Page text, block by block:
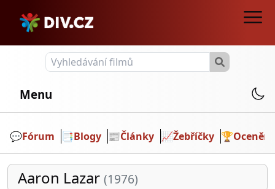
Menu
💬️Fórum 📑Blogy 📰Články 📈Žebříčky 🏆Ocenění
Aaron Lazar (1976)